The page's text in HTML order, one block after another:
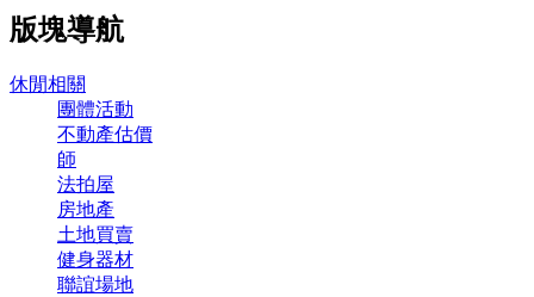
版塊導航
休閒相關
團體活動
不動產估價
師
法拍屋
房地產
土地買賣
健身器材
聯誼場地